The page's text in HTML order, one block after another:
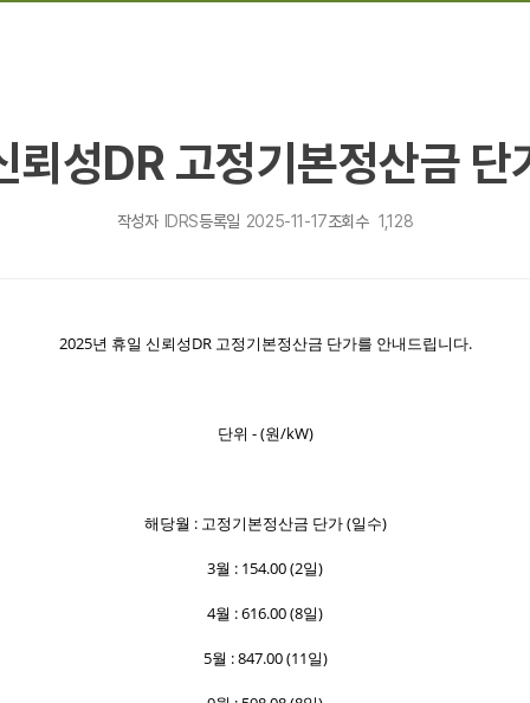
성DR 고정기본정산금
작성자 IDRS등록일 2025-11-17조회수 1,128
2025년 휴일 신뢰성DR 고정기본정산금 단가를 안내드립니다.
단위 - (원/kW)
해당월 : 고정기본정산금 단가 (일수)
3월 : 154.00 (2일)
4월 : 616.00 (8일)
5월 : 847.00 (11일)